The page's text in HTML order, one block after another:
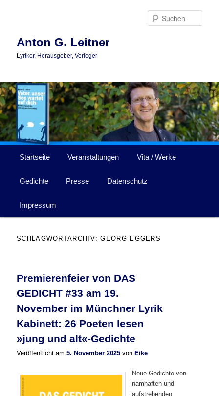
Anton G. Leitner
Lyriker, Herausgeber, Verleger
Startseite Veranstaltungen Vita / Werke
Gedichte Presse Datenschutz
Impressum
SCHLAGWORTARCHIV:GEORG EGGERS
Premierenfeier von DAS
GEDICHT #33 am 19.
November im Münchner Lyrik
Kabinett: 26 Poeten lesen
»jung und alt«-Gedichte
Veröffentlicht am5. November 2025 von Eike
Neue Gedichte von
namhaften und
aufstrebenden